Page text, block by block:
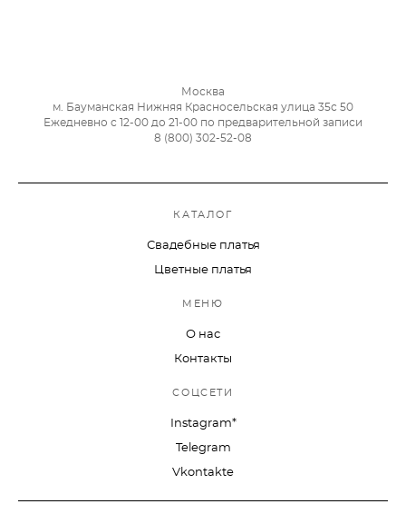
Москва
м. Бауманская Нижняя Красносельская улица 35с 50
Ежедневно с 12-00 до 21-00 по предварительной записи
8 (800) 302-52-08
КАТАЛОГ
Свадебные платья
Цветные платья
МЕНЮ
О нас
Контакты
СОЦСЕТИ
Instagram*
Telegram
Vkontakte